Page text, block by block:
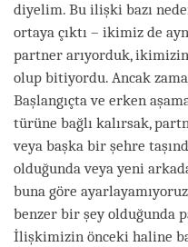
diyelim. Bu ilişki bazı
ortaya çıktı – ikimiz de
partner arıyorduk, ikimizin
olup bitiyordu. Ancak
Başlangıçta ve erken
türüne bağlı kalırsak,
veya başka bir şehre
olduğunda veya yeni
buna göre
benzer bir şey olduğunda
İlişkimizin önceki haline